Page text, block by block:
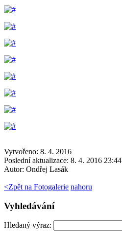
Vytvořeno: 8. 4. 2016
Poslední aktualizace: 8. 4. 2016 23:44
Autor: Ondřej Lasák
<Zpět na Fotogalerie nahoru
Vyhledávání
Hledaný výraz: